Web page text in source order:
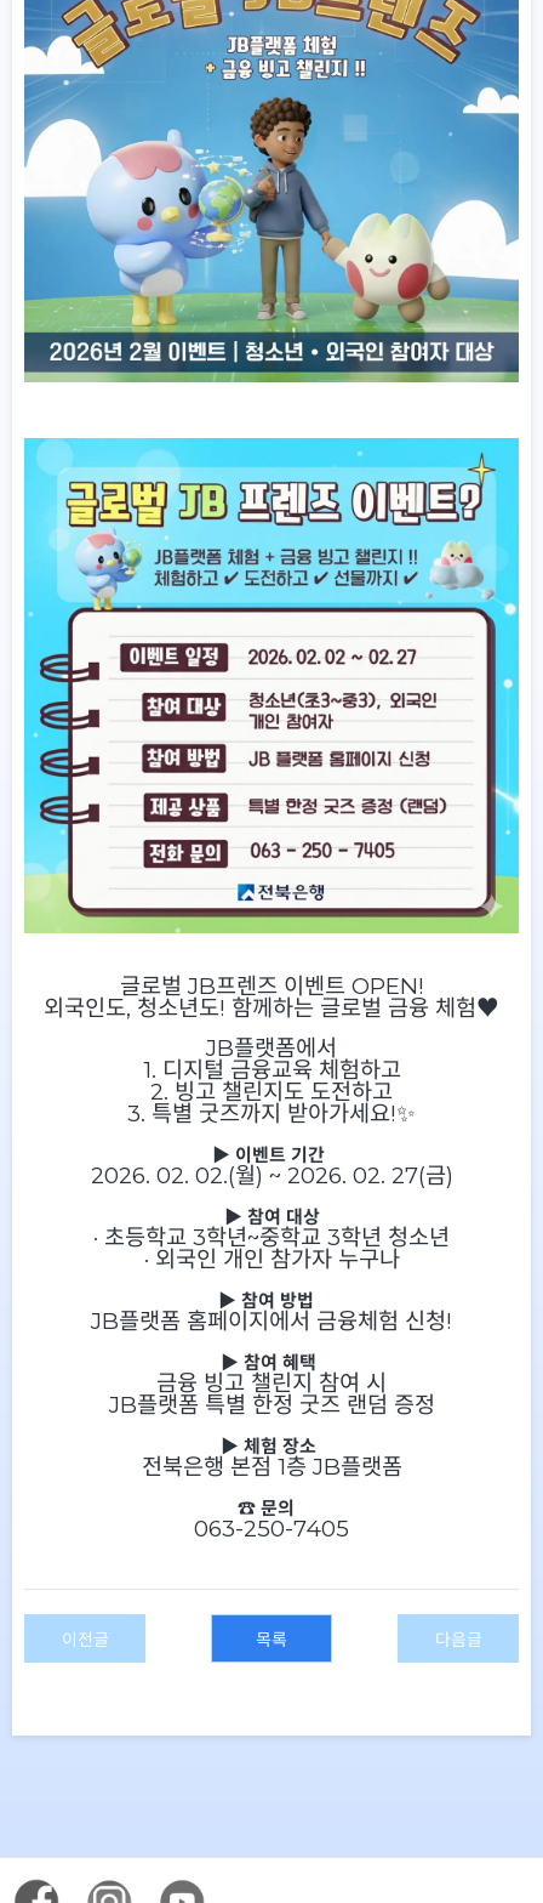
글로벌 JB프렌즈 이벤트 OPEN!
외국인도, 청소년도! 함께하는 글로벌 금융 체험♥
JB플랫폼에서
1. 디지털 금융교육 체험하고
2. 빙고 챌린지도 도전하고
3. 특별 굿즈까지 받아가세요!✨
▶ 이벤트 기간
2026. 02. 02.(월) ~ 2026. 02. 27(금)
▶ 참여 대상
· 초등학교 3학년~중학교 3학년 청소년
· 외국인 개인 참가자 누구나
▶ 참여 방법
JB플랫폼 홈페이지에서 금융체험 신청!
▶ 참여 혜택
금융 빙고 챌린지 참여 시
JB플랫폼 특별 한정 굿즈 랜덤 증정
▶ 체험 장소
전북은행 본점 1층 JB플랫폼
☎ 문의
063-250-7405
이전글 다음글
목록